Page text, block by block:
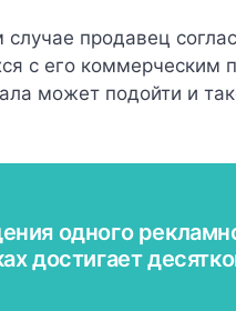
случае продавец
с его
может подойти и
одного
достигает